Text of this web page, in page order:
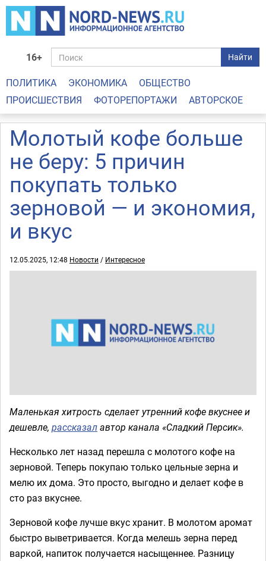
16+ Найти
ПОЛИТИКА ЭКОНОМИКА
ОБЩЕСТВО
ПРОИСШЕСТВИЯ
ФОТОРЕПОРТАЖИ АВТОРСКОЕ
Молотый кофе больше
не беру: 5 причин
покупать только
зерновой — и экономия,
и вкус
12.05.2025, 12:48 Новости / Интересное
Маленькая хитрость сделает утренний кофе вкуснее и
дешевле, рассказалавтор канала «Сладкий Персик».
Несколько лет назад перешла с молотого кофе на
зерновой. Теперь покупаю только цельные зерна и
мелю их дома. Это просто, выгодно и делает кофе в
сто раз вкуснее.
Зерновой кофе лучше вкус хранит. В молотом аромат
быстро выветривается. Когда мелешь зерна перед
варкой, напиток получается насыщеннее. Разницу